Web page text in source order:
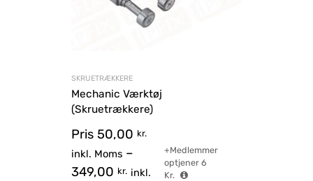
SKRUETRÆKKERE
Mechanic Værktøj
(Skruetrækkere)
Pris 50,00 kr.
inkl. Moms –
349,00 kr. inkl.
+Medlemmer
optjener 6
Kr.